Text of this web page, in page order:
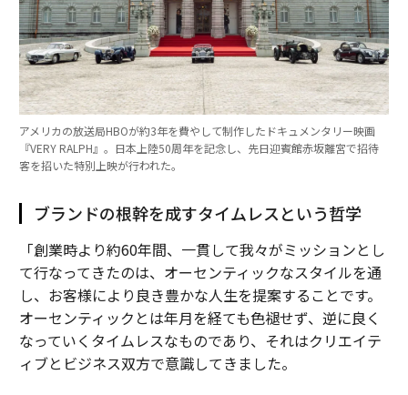
アメリカの放送局HBOが約3年を費やして制作したドキュメンタリー映画
『VERY RALPH』。日本上陸50周年を記念し、先日迎賓館赤坂離宮で招待
客を招いた特別上映が行われた。
ブランドの根幹を成すタイムレスという哲学
「創業時より約60年間、一貫して我々がミッションとし
て行なってきたのは、オーセンティックなスタイルを通
し、お客様により良き豊かな人生を提案することです。
オーセンティックとは年月を経ても色褪せず、逆に良く
なっていくタイムレスなものであり、それはクリエイテ
ィブとビジネス双方で意識してきました。